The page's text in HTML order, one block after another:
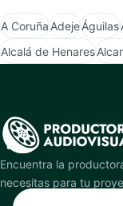
A CoruñaAdejeÁguilas
Alcalá de Henares
Encuentra la
necesitas para tu